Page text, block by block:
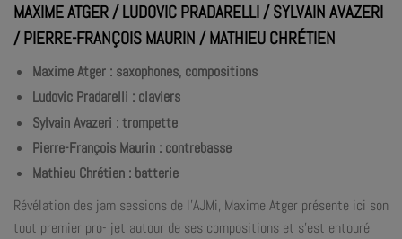
MAXIME ATGER / LUDOVIC PRADARELLI / SYLVAIN AVAZERI
/ PIERRE-FRANÇOIS MAURIN / MATHIEU CHRÉTIEN
Maxime Atger : saxophones, compositions
Ludovic Pradarelli : claviers
Sylvain Avazeri : trompette
Pierre-François Maurin : contrebasse
Mathieu Chrétien : batterie
Révélation des jam sessions de l’AJMi, Maxime Atger présente ici son
tout premier pro- jet autour de ses compositions et s’est entouré